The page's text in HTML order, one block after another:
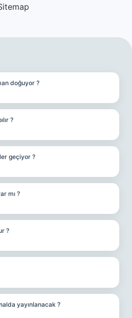
doğuyor ?
?
geçiyor ?
mı ?
?
yayınlanacak ?